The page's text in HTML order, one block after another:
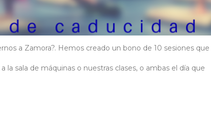
a Zamora?. Hemos creado un bono de 10 sesiones que
la sala de máquinas o nuestras clases, o ambas el día que